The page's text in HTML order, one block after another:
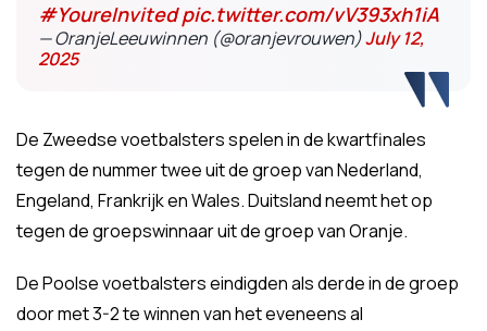
#YoureInvited pic.twitter.com/vV393xh1iA
— OranjeLeeuwinnen (@oranjevrouwen)July 12,
2025
De Zweedse voetbalsters spelen in de kwartfinales
tegen de nummer twee uit de groep van Nederland,
Engeland, Frankrijk en Wales. Duitsland neemt het op
tegen de groepswinnaar uit de groep van Oranje.
De Poolse voetbalsters eindigden als derde in de groep
door met 3-2 te winnen van het eveneens al